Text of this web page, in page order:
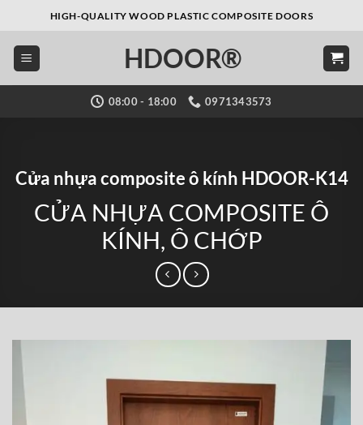
nội
dung
HIGH-QUALITY WOOD PLASTIC COMPOSITE DOORS
HDOOR®
08:00 - 18:00 0971343573
Cửa nhựa composite ô kính HDOOR-K14
CỬA NHỰA COMPOSITE Ô
KÍNH, Ô CHỚP